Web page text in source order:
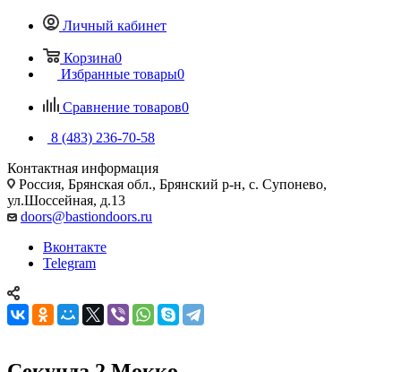
Личный кабинет
Корзина0
Избранные товары0
Сравнение товаров0
8 (483) 236-70-58
Контактная информация
Россия, Брянская обл., Брянский р-н, с. Супонево,
ул.Шоссейная, д.13
doors@bastiondoors.ru
Вконтакте
Telegram